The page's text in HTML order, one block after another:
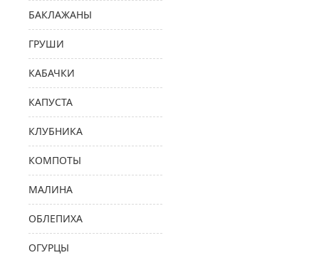
БАКЛАЖАНЫ
ГРУШИ
КАБАЧКИ
КАПУСТА
КЛУБНИКА
КОМПОТЫ
МАЛИНА
ОБЛЕПИХА
ОГУРЦЫ